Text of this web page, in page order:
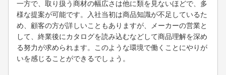
一方で、取り扱う商材の幅広さは他に類を見ないほどで、多
様な提案が可能です。入社当初は商品知識が不足しているた
め、顧客の方が詳しいこともありますが、メーカーの営業と
して、終業後にカタログを読み込むなどして商品理解を深め
る努力が求められます。このような環境で働くことにやりが
いを感じることができるでしょう。